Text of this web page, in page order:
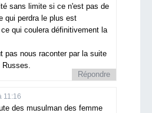
sans limite si ce n'est pas de
qui perdra le plus est
qui coulera définitivement la
pas nous raconter par la suite
Répondre
11:16
des musulman des femme